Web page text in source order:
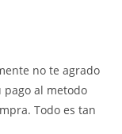
no te agrado
pago al metodo
Todo es tan